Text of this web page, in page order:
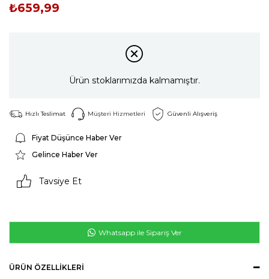
₺659,99
Ürün stoklarımızda kalmamıştır.
Hızlı Teslimat Müşteri Hizmetleri Güvenli Alışveriş
Fiyat Düşünce Haber Ver
Gelince Haber Ver
Tavsiye Et
Whatsapp ile Sipariş Ver
ÜRÜN ÖZELLIKLERI